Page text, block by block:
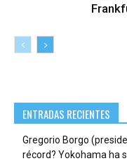
ENTRADAS RECIENTES
Gregorio Borgo
récord? Yokohama ha